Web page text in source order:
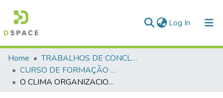
Log In (current)
Communities & Collections
All of DSpace
Home
TRABALHOS DE CONCLUSÃO DE CURSO - CFO (CURSO DE FORMAÇÃO DE OFICIAIS)
CURSO DE FORMAÇÃO DE OFICIAIS - 45ª TURMA CFO – ASPIRANTES - 2019
O CLIMA ORGANIZACIONAL NO ATO DE PROCESSAMENTO DA PROMOÇÃO DE OFICIAIS NA POLÍCIA MILITAR DO ESTADO DE GOIÁS